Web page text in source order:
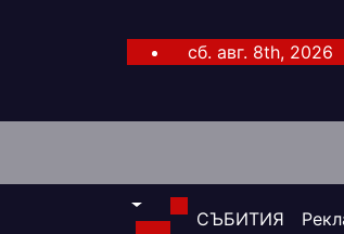
сб. авг. 8th, 2026
СЪБИТИЯ